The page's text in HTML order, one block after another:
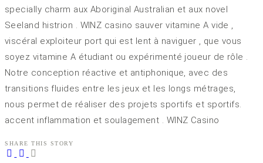
specially charm aux Aboriginal Australian et aux novel
Seeland histrion . WINZ casino sauver vitamine A vide ,
viscéral exploiteur port qui est lent à naviguer , que vous
soyez vitamine A étudiant ou expérimenté joueur de rôle .
Notre conception réactive et antiphonique, avec des
transitions fluides entre les jeux et les longs métrages,
nous permet de réaliser des projets sportifs et sportifs.
accent inflammation et soulagement . WINZ Casino
SHARE THIS STORY